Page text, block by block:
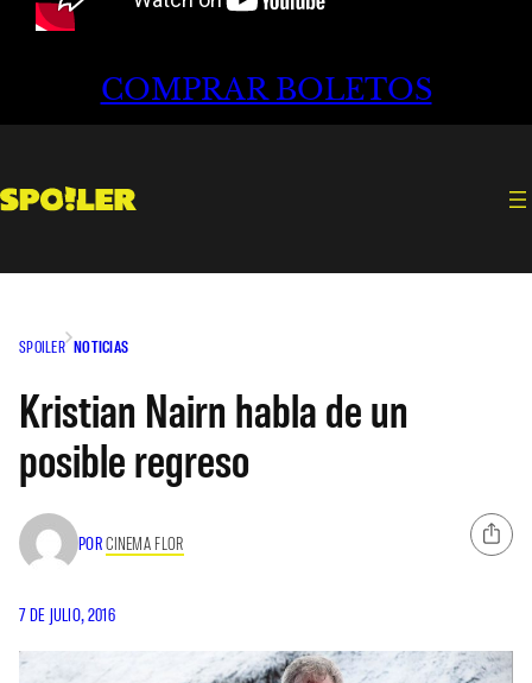
COMPRAR BOLETOS
SPOILER NOTICIAS
Kristian Nairn habla de un
posible regreso
PORCINEMA FLOR
7 DE JULIO, 2016